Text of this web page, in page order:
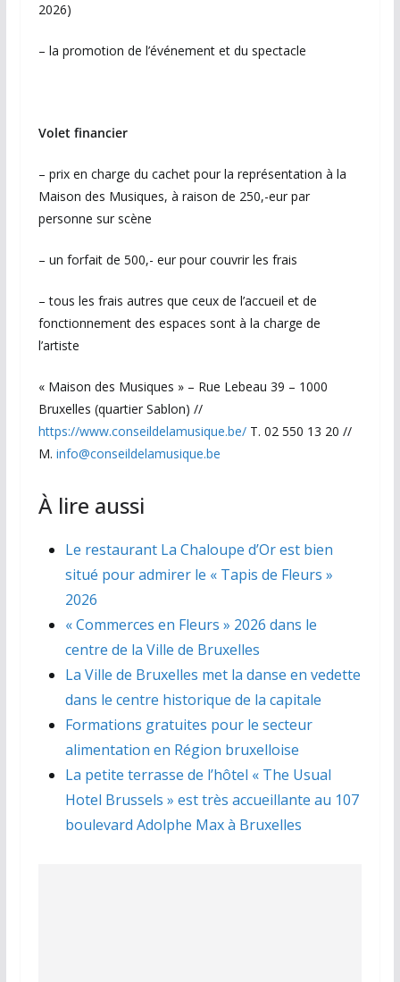
2026)
– la promotion de l’événement et du spectacle
Volet financier
– prix en charge du cachet pour la représentation à la
Maison des Musiques, à raison de 250,-eur par
personne sur scène
– un forfait de 500,- eur pour couvrir les frais
– tous les frais autres que ceux de l’accueil et de
fonctionnement des espaces sont à la charge de
l’artiste
« Maison des Musiques » – Rue Lebeau 39 – 1000
Bruxelles (quartier Sablon) //
https://www.conseildelamusique.be/T. 02 550 13 20 //
M. info@conseildelamusique.be
À lire aussi
Le restaurant La Chaloupe d’Or est bien
situé pour admirer le « Tapis de Fleurs »
2026
« Commerces en Fleurs » 2026 dans le
centre de la Ville de Bruxelles
La Ville de Bruxelles met la danse en vedette
dans le centre historique de la capitale
Formations gratuites pour le secteur
alimentation en Région bruxelloise
La petite terrasse de l’hôtel « The Usual
Hotel Brussels » est très accueillante au 107
boulevard Adolphe Max à Bruxelles